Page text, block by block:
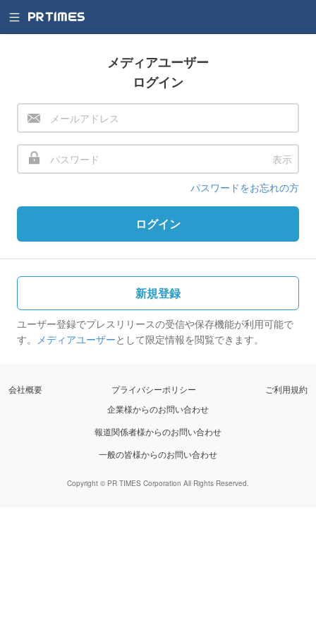
メディアユーザー
ログイン
表示
パスワードをお忘れの方
ログイン
新規登録
ユーザー登録でプレスリリースの受信や保存機能が利用可能で
す。 メディアユーザーとして限定情報を閲覧できます。
会社概要 プライバシーポリシー
ご利用規約
企業様からのお問い合わせ
報道関係者様からのお問い合わせ
一般の皆様からのお問い合わせ
Copyright © PR TIMES Corporation All Rights Reserved.